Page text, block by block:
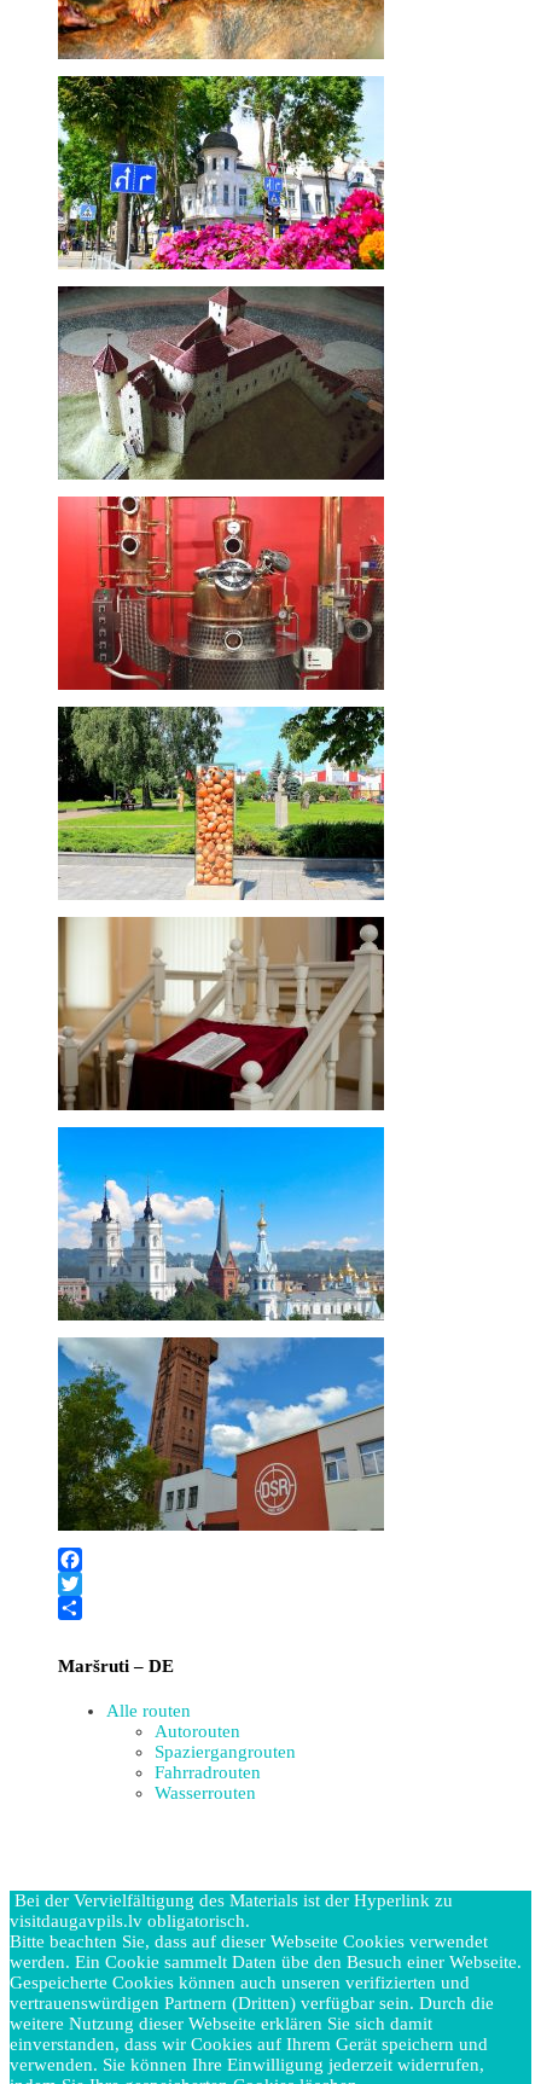
Facebook
Twitter
Maršruti – DE
Alle routen
Autorouten
Spaziergangrouten
Fahrradrouten
Wasserrouten
Bei der Vervielfältigung des Materials ist der Hyperlink zu
visitdaugavpils.lv obligatorisch.
Bitte beachten Sie, dass auf dieser Webseite Cookies verwendet
werden. Ein Cookie sammelt Daten übe den Besuch einer Webseite.
Gespeicherte Cookies können auch unseren verifizierten und
vertrauenswürdigen Partnern (Dritten) verfügbar sein. Durch die
weitere Nutzung dieser Webseite erklären Sie sich damit
einverstanden, dass wir Cookies auf Ihrem Gerät speichern und
verwenden. Sie können Ihre Einwilligung jederzeit widerrufen,